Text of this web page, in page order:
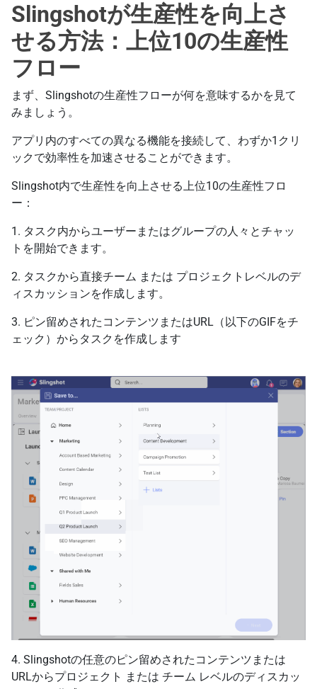
Slingshotが生産性を向上さ
せる方法：上位10の生産性
フロー
まず、Slingshotの生産性フローが何を意味するかを見て
みましょう。
アプリ内のすべての異なる機能を接続して、わずか1クリ
ックで効率性を加速させることができます。
Slingshot内で生産性を向上させる上位10の生産性フロ
ー：
1. タスク内からユーザーまたはグループの人々とチャッ
トを開始できます。
2. タスクから直接チーム または プロジェクトレベルのデ
ィスカッションを作成します。
3. ピン留めされたコンテンツまたはURL（以下のGIFをチ
ェック）からタスクを作成します
4. Slingshotの任意のピン留めされたコンテンツまたは
URLからプロジェクト または チーム レベルのディスカッ